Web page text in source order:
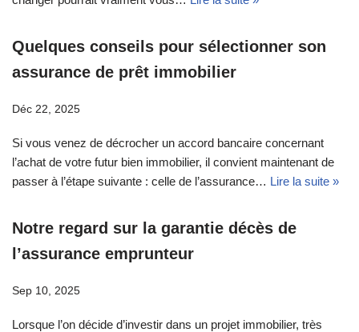
Quelques conseils pour sélectionner son
assurance de prêt immobilier
Déc 22, 2025
Si vous venez de décrocher un accord bancaire concernant
l’achat de votre futur bien immobilier, il convient maintenant de
passer à l’étape suivante : celle de l’assurance… Lire la suite »
Notre regard sur la garantie décès de
l’assurance emprunteur
Sep 10, 2025
Lorsque l’on décide d’investir dans un projet immobilier, très